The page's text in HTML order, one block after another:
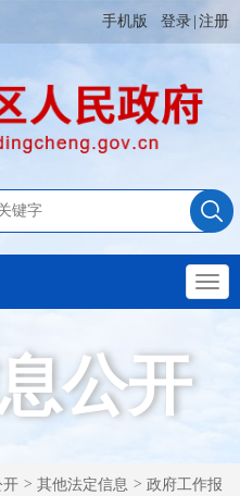
手机版 登录 注册
公开
开 > 其他法定信息 > 政府工作报